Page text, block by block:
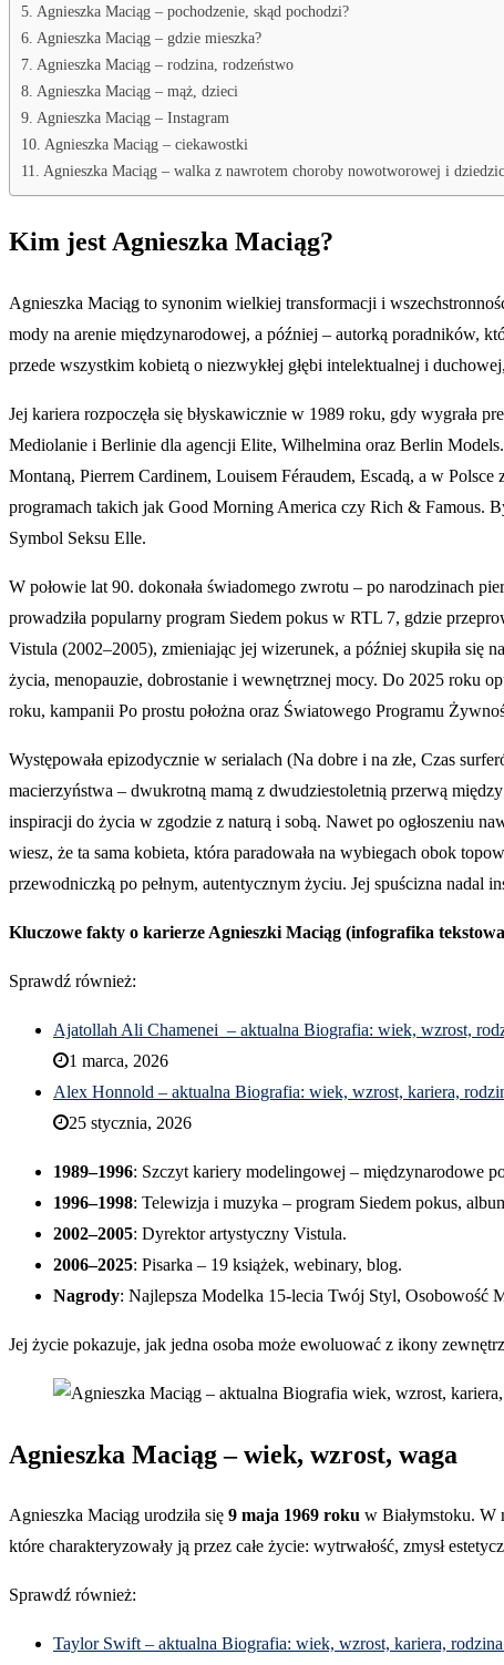
Agnieszka Maciąg – pochodzenie, skąd pochodzi?
Agnieszka Maciąg – gdzie mieszka?
Agnieszka Maciąg – rodzina, rodzeństwo
Agnieszka Maciąg – mąż, dzieci
Agnieszka Maciąg – Instagram
Agnieszka Maciąg – ciekawostki
Agnieszka Maciąg – walka z nawrotem choroby nowotworowej i
Kim jest Agnieszka Maciąg?
Agnieszka Maciąg to synonim wielkiej transformacji i
mody na arenie międzynarodowej, a później – autorką poradników,
przede wszystkim kobietą o niezwykłej głębi intelektualnej i
Jej kariera rozpoczęła się błyskawicznie w 1989 roku, gdy wygrała
Mediolanie i Berlinie dla agencji Elite, Wilhelmina oraz Berlin
Montaną, Pierrem Cardinem, Louisem Féraudem, Escadą, a w
programach takich jak Good Morning America czy Rich & Famous.
Symbol Seksu Elle.
W połowie lat 90. dokonała świadomego zwrotu – po narodzinach
prowadziła popularny program Siedem pokus w RTL 7, gdzie
Vistula (2002–2005), zmieniając jej wizerunek, a później skupiła się
życia, menopauzie, dobrostanie i wewnętrznej mocy. Do 2025 roku
roku, kampanii Po prostu położna oraz Światowego Programu
Występowała epizodycznie w serialach (Na dobre i na złe, Czas
macierzyństwa – dwukrotną mamą z dwudziestoletnią przerwą
inspiracji do życia w zgodzie z naturą i sobą. Nawet po ogłoszeniu
wiesz, że ta sama kobieta, która paradowała na wybiegach obok
przewodniczką po pełnym, autentycznym życiu. Jej spuścizna nadal
Kluczowe fakty o karierze Agnieszki Maciąg (infografika
Sprawdź również:
Ajatollah Ali Chamenei – aktualna Biografia: wiek, wzrost,
1 marca, 2026
Alex Honnold – aktualna Biografia: wiek, wzrost, kariera,
25 stycznia, 2026
1989–1996: Szczyt kariery modelingowej – międzynarodowe
1996–1998: Telewizja i muzyka – program Siedem pokus,
2002–2005: Dyrektor artystyczny Vistula.
2006–2025: Pisarka – 19 książek, webinary, blog.
Nagrody: Najlepsza Modelka 15-lecia Twój Styl,
Jej życie pokazuje, jak jedna osoba może ewoluować z ikony
Agnieszka Maciąg – wiek, wzrost, waga
Agnieszka Maciąg urodziła się 9 maja 1969 roku w Białymstoku. W
które charakteryzowały ją przez całe życie: wytrwałość, zmysł
Sprawdź również:
Taylor Swift – aktualna Biografia: wiek, wzrost, kariera,